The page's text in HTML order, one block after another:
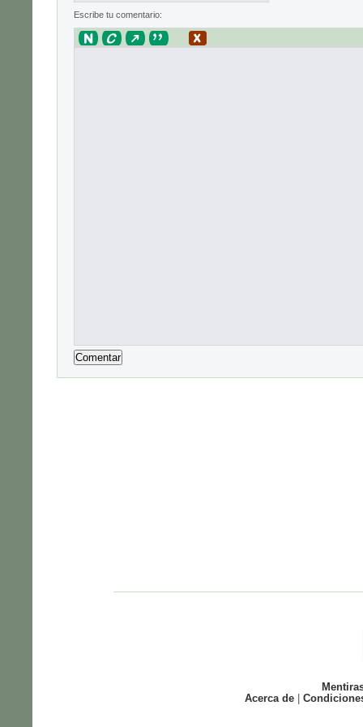
Escribe tu comentario:
Acerca de